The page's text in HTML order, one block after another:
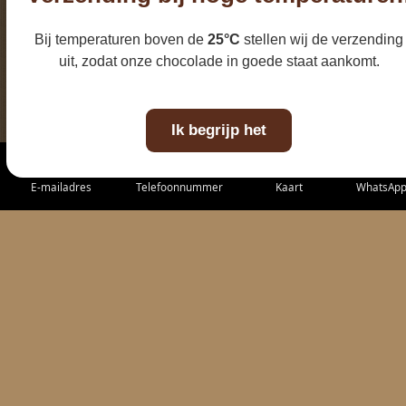
E-mailadres Telefoonnummer Kaart WhatsApp
Bij temperaturen boven de 25°C stellen wij de verzending
uit, zodat onze chocolade in goede staat aankomt.
Ik begrijp het